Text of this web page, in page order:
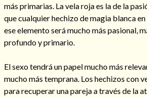
más primarias. La vela roja es la de la
que cualquier hechizo de magia blanca
ese elemento será mucho más pasional,
profundo y primario.
El sexo tendrá un papel mucho más
mucho más temprana. Los hechizos con
para recuperar una pareja a través de la